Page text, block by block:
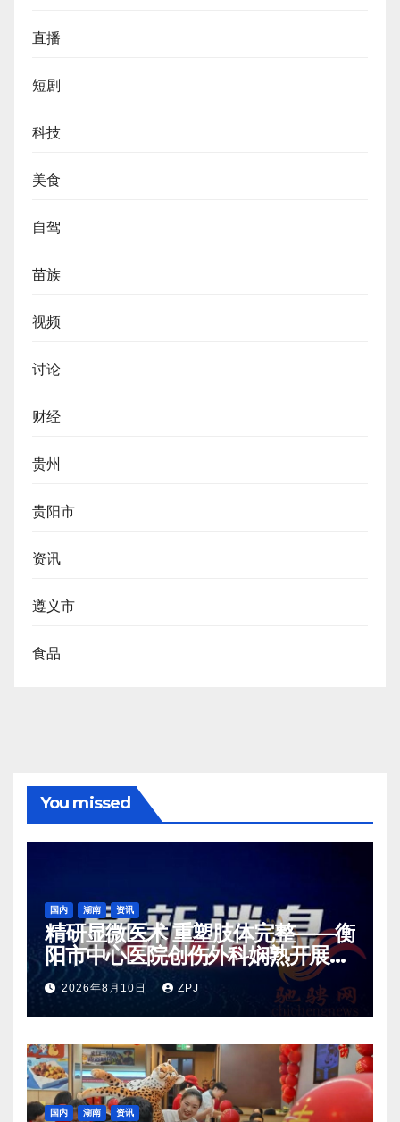
直播
短剧
科技
美食
自驾
苗族
视频
讨论
财经
贵州
贵阳市
资讯
遵义市
食品
You missed
国内 湖南 资讯
精研显微医术 重塑肢体完整——衡
阳市中心医院创伤外科娴熟开展各
类高难度显微修复手术
2026年8月10日 ZPJ
国内 湖南 资讯